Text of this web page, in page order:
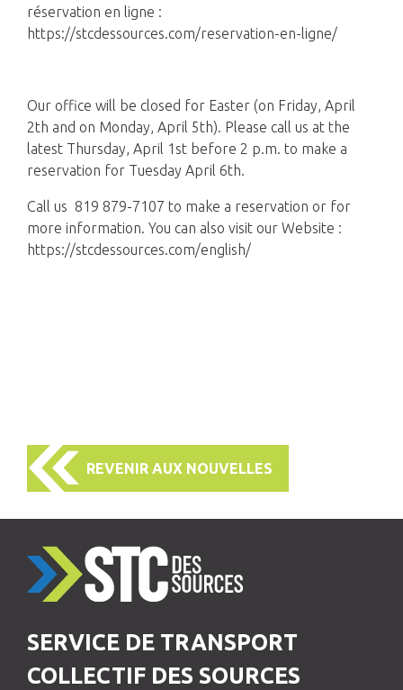
réservation en ligne :
https://stcdessources.com/reservation-en-ligne/
Our office will be closed for Easter (on Friday, April
2th and on Monday, April 5th). Please call us at the
latest Thursday, April 1st before 2 p.m. to make a
reservation for Tuesday April 6th.
Call us 819 879-7107 to make a reservation or for
more information. You can also visit our Website :
https://stcdessources.com/english/
REVENIR AUX NOUVELLES
SERVICE DE TRANSPORT
COLLECTIF DES SOURCES